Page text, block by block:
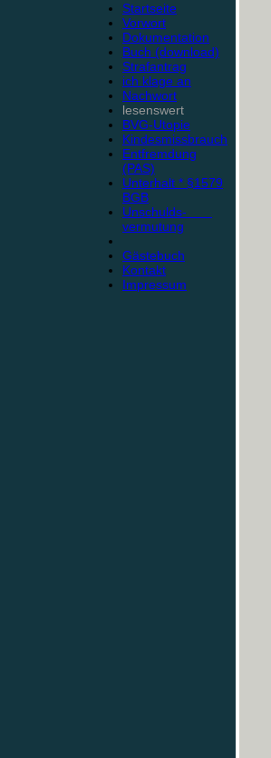
Startseite
Vorwort
Dokumentation
Buch (download)
Strafantrag
ich klage an
Nachwort
lesenswert
BVG-Utopie
Kindesmissbrauch
Entfremdung
(PAS)
Unterhalt * §1579
BGB
Unschulds-
vermutung
Gästebuch
Kontakt
Impressum